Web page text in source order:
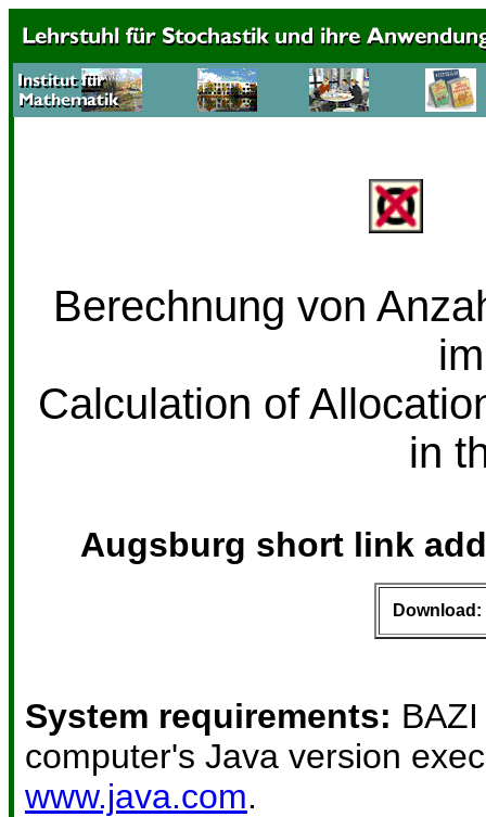
Berechnung von
Calculation of
in
Augsburg short link
Download:
System requirements:
computer's Java version
www.java.com.